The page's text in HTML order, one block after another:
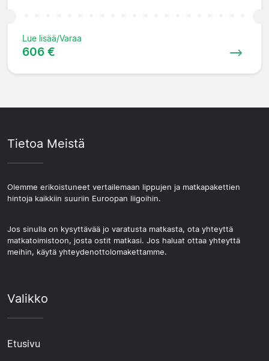
Lue lisää/Varaa
606 €
Tietoa Meistä
Olemme erikoistuneet vertailemaan lippujen ja matkapakettien
hintoja kaikkiin suuriin Euroopan liigoihin.
Jos sinulla on kysyttävää jo varatusta matkasta, ota yhteyttä
matkatoimistoon, josta ostit matkasi. Jos haluat ottaa yhteyttä
meihin, käytä yhteydenottolomakettamme.
Valikko
Etusivu